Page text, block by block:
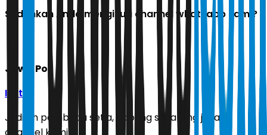
Sudahkah Anda mengikuti channel whatsapp kami?
Jawa Pos
Ikuti
Jadilah pembaca setia, gabung sekarang juga di